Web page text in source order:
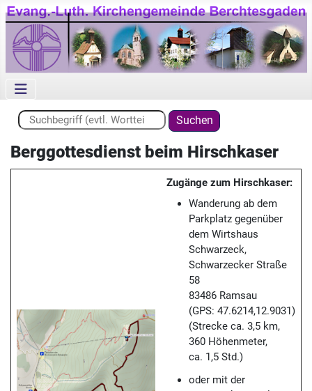
Suchen ...
Suchen
Berggottesdienst beim Hirschkaser
Zugänge zum Hirschkaser:
Wanderung ab dem
Parkplatz gegenüber
dem Wirtshaus
Schwarzeck,
Schwarzecker Straße
58
83486 Ramsau
(GPS: 47.6214,12.9031)
(Strecke ca. 3,5 km,
360 Höhenmeter,
ca. 1,5 Std.)
oder mit der